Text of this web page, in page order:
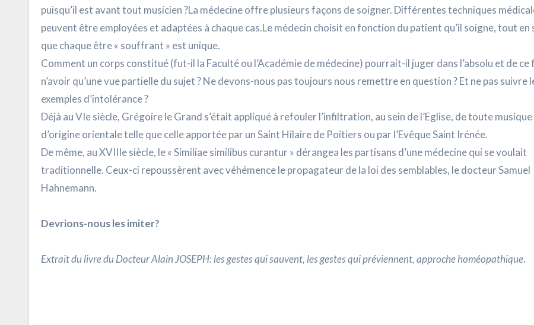
puisqu’il est avant tout musicien ?La médecine offre plusieurs façons de soigner. Différentes techniques
peuvent être employées et adaptées à chaque cas.Le médecin choisit en fonction du patient qu’il soigne, tout en
que chaque être « souffrant » est unique.
Comment un corps constitué (fut-il la Faculté ou l’Académie de médecine) pourrait-il juger dans l’absolu et de ce
n’avoir qu’une vue partielle du sujet ? Ne devons-nous pas toujours nous remettre en question ? Et ne pas suivre
exemples d’intolérance ?
Déjà au VIe siècle, Grégoire le Grand s’était appliqué à refouler l’infiltration, au sein de l’Eglise, de toute musique
d’origine orientale telle que celle apportée par un Saint Hilaire de Poitiers ou par l’Evêque Saint Irénée.
De même, au XVIIIe siècle, le « Similiae similibus curantur » dérangea les partisans d’une médecine qui se voulait
traditionnelle. Ceux-ci repoussèrent avec véhémence le propagateur de la loi des semblables, le docteur Samuel
Hahnemann.
Devrions-nous les imiter?
Extrait du livre du Docteur Alain JOSEPH: les gestes qui sauvent, les gestes qui préviennent, approche homéopathique.